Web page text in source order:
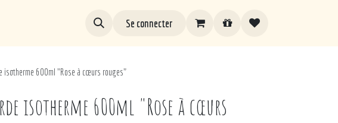
Se connecter
isotherme 600ml "Rose à cœurs rouges"
isotherme 600ml "Rose à cœurs